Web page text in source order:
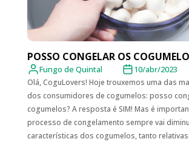
POSSO CONGELAR OS
Fungo de Quintal 10/abr/2023
Olá, CoguLovers! Hoje trouxemos uma das
dos consumidores de cogumelos: posso
cogumelos? A resposta é SIM! Mas é
processo de congelamento sempre vai
características dos cogumelos, tanto